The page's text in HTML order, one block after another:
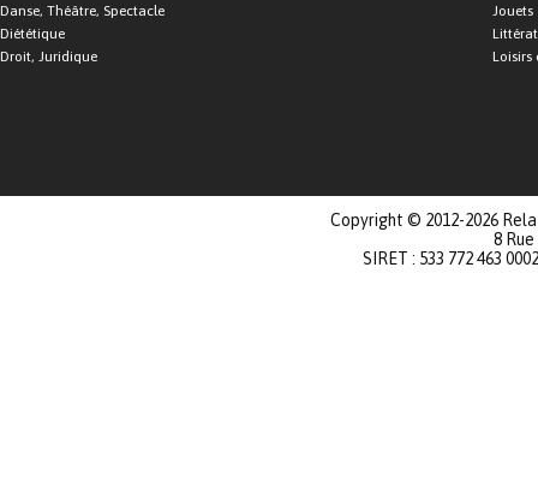
Danse, Théâtre, Spectacle
Diététique
Droit, Juridique
Jouets
Loisirs
Copyright © 2012-2026
8
SIRET : 533 772 463